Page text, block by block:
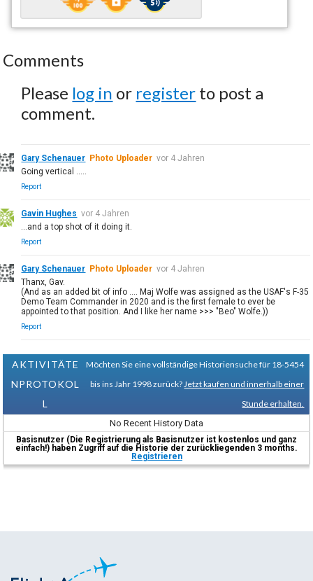
Comments
Please log in or register to post a
comment.
Gary Schenauer Photo Uploader vor 4 Jahren
Going vertical .....
Report
Gavin Hughes vor 4 Jahren
...and a top shot of it doing it.
Report
Gary Schenauer Photo Uploader vor 4 Jahren
Thanx, Gav.
(And as an added bit of info .... Maj Wolfe was assigned as the USAF's F-35
Demo Team Commander in 2020 and is the first female to ever be
appointed to that position. And I like her name >>> "Beo" Wolfe.))
Report
AKTIVITÄTE
NPROTOKOL
L
Möchten Sie eine vollständige Historiensuche für 18-5454
bis ins Jahr 1998 zurück? Jetzt kaufen und innerhalb einer
Stunde erhalten.
No Recent History Data
Basisnutzer (Die Registrierung als Basisnutzer ist kostenlos und ganz
einfach!) haben Zugriff auf die Historie der zurückliegenden 3 months.
Registrieren